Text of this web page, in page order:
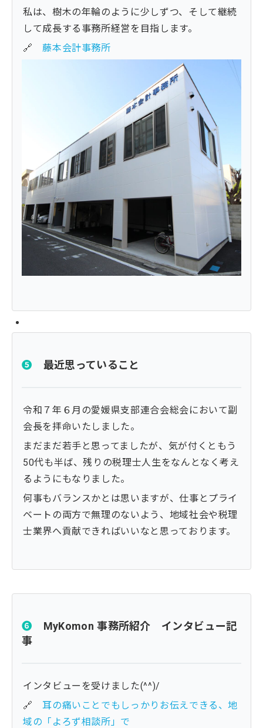
私は、樹木の年輪のように少しずつ、そして継続
して成長する事務所経営を目指します。
🔗 藤本会計事務所
❺ 最近思っていること
令和７年６月の愛媛県支部連合会総会において副
会長を拝命いたしました。
まだまだ若手と思ってましたが、気が付くともう
50代も半ば、残りの税理士人生をなんとなく考え
るようにもなりました。
何事もバランスかとは思いますが、仕事とプライ
ベートの両方で無理のないよう、地域社会や税理
士業界へ貢献できればいいなと思っております。
❻ MyKomon 事務所紹介 インタビュー記
事
インタビューを受けました(^^)/
🔗耳の痛いことでもしっかりお伝えできる、地
域の「よろず相談所」で